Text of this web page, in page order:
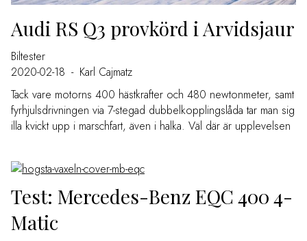
Audi RS Q3 provkörd i Arvidsjaur
Biltester
2020-02-18 - Karl Cajmatz
Tack vare motorns 400 hästkrafter och 480 newtonmeter, samt
fyrhjulsdrivningen via 7-stegad dubbelkopplingslåda tar man sig
illa kvickt upp i marschfart, även i halka. Väl där är upplevelsen
Test: Mercedes-Benz EQC 400 4-
Matic